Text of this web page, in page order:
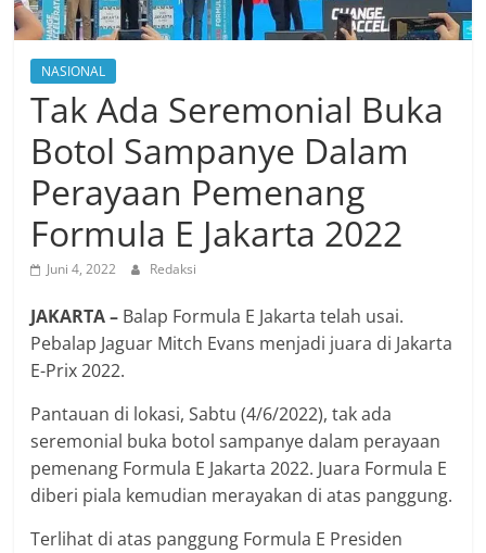
NASIONAL
Tak Ada Seremonial Buka
Botol Sampanye Dalam
Perayaan Pemenang
Formula E Jakarta 2022
Juni 4, 2022 Redaksi
JAKARTA – Balap Formula E Jakarta telah usai.
Pebalap Jaguar Mitch Evans menjadi juara di Jakarta
E-Prix 2022.
Pantauan di lokasi, Sabtu (4/6/2022), tak ada
seremonial buka botol sampanye dalam perayaan
pemenang Formula E Jakarta 2022. Juara Formula E
diberi piala kemudian merayakan di atas panggung.
Terlihat di atas panggung Formula E Presiden